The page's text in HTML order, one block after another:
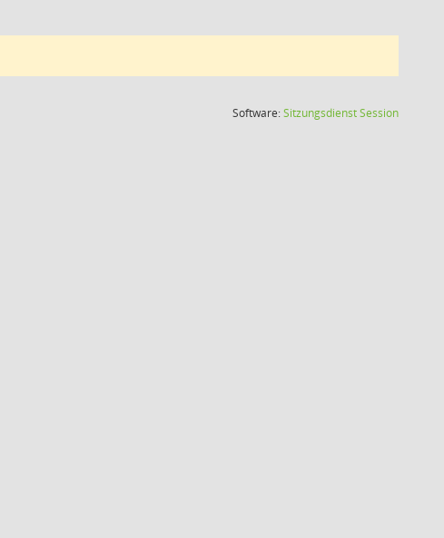
Software:SitzungsdienstSession(Wird in